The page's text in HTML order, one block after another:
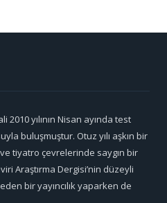
yılının Nisan ayında test
buluşmuştur. Otuz yılı aşkın bir
tiyatro çevrelerinde saygın bir
Araştırma Dergisi’nin düzeyli
bir yayıncılık yaparken de